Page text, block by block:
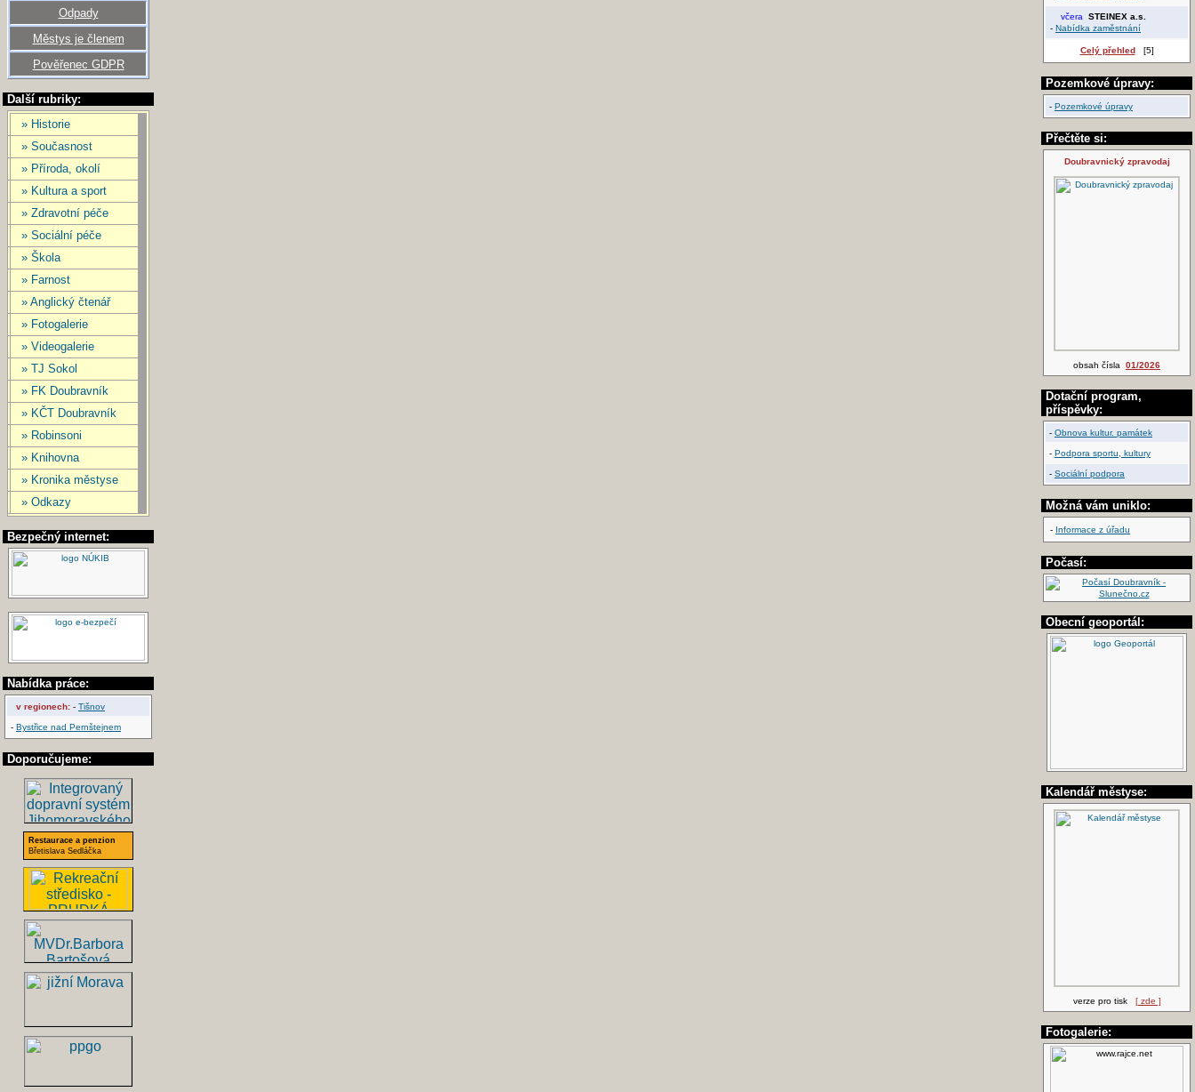
Odpady
Městys je členem
Pověřenec GDPR
Další rubriky:
» Historie
» Současnost
» Příroda, okolí
» Kultura a sport
» Zdravotní péče
» Sociální péče
» Škola
» Farnost
» Anglický čtenář
» Fotogalerie
» Videogalerie
» TJ Sokol
» FK Doubravník
» KČT Doubravník
» Robinsoni
» Knihovna
» Kronika městyse
» Odkazy
Bezpečný internet:
Nabídka práce:
v regionech: - Tišnov
- Bystřice nad Pernštejnem
Doporučujeme:
Restaurace a penzion
Břetislava Sedláčka
včera STEINEX a.s.
- Nabídka zaměstnání
Celý přehled[5]
Pozemkové úpravy:
- Pozemkové úpravy
Přečtěte si:
Doubravnický zpravodaj
obsah čísla 01/2026
Dotační program,
příspěvky:
- Obnova kultur. památek
- Podpora sportu, kultury
- Sociální podpora
Možná vám uniklo:
- Informace z úřadu
Počasí:
Obecní geoportál:
Kalendář městyse:
verze pro tisk [ zde ]
Fotogalerie: